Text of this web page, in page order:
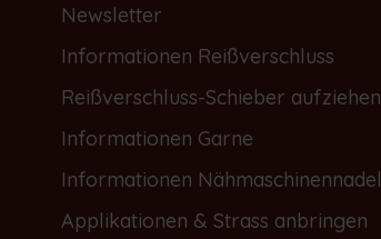
Newsletter
Informationen Reißverschluss
Reißverschluss-Schieber aufziehen
Informationen Garne
Informationen Nähmaschinennadel
Applikationen & Strass anbringen